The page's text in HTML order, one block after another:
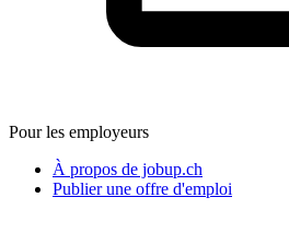
Pour les employeurs
À propos de jobup.ch
Publier une offre d'emploi